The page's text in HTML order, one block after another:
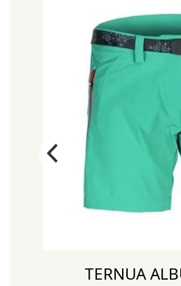
TERNUA